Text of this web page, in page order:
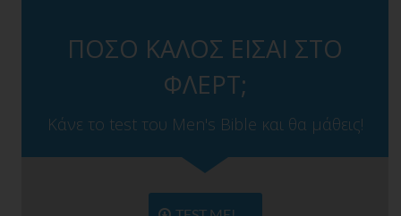
ΠΟΣΟ ΚΑΛΟΣ ΕΙΣΑΙ ΣΤΟ
ΦΛΕΡΤ;
Κάνε το test του Men's Bible και θα μάθεις!